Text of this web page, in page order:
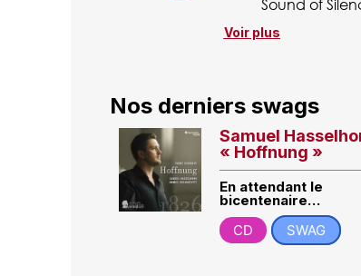
Voir plus
Nos derniers swags
Samuel
« Hoffnung »
En attendant le
bicentenaire…
CD
SWAG